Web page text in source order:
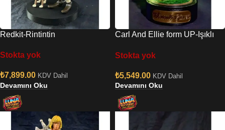
Redkit-Rintintin
Stokta yok
₺7,899.00 KDV Dahil
Devamını Oku
Carl And Ellie form UP-Işıklı
Stokta yok
₺5,549.00 KDV Dahil
Devamını Oku